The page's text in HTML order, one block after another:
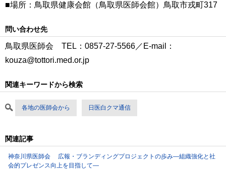
■場所：鳥取県健康会館（鳥取県医師会館）鳥取市戎町317
問い合わせ先
鳥取県医師会 TEL：0857-27-5566／E-mail：
kouza@tottori.med.or.jp
関連キーワードから検索
各地の医師会から 日医白クマ通信
関連記事
神奈川県医師会 広報・ブランディングプロジェクトの歩み―組織強化と社
会的プレゼンス向上を目指して―